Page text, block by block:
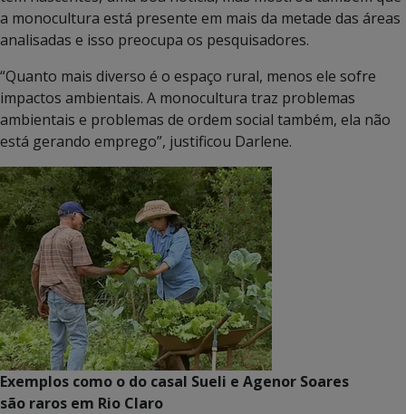
a monocultura está presente em mais da metade das áreas
analisadas e isso preocupa os pesquisadores.
“Quanto mais diverso é o espaço rural, menos ele sofre
impactos ambientais. A monocultura traz problemas
ambientais e problemas de ordem social também, ela não
está gerando emprego”, justificou Darlene.
Exemplos como o do casal Sueli e Agenor Soares
são raros em Rio Claro